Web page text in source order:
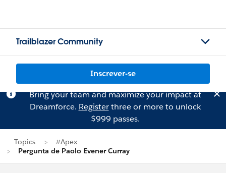
Trailblazer Community
Inscrever-se
Bring your team and maximize your impact at
Dreamforce. Registerthree or more to unlock
$999 passes.
Topics
#Apex
Pergunta de Paolo Evener Curray